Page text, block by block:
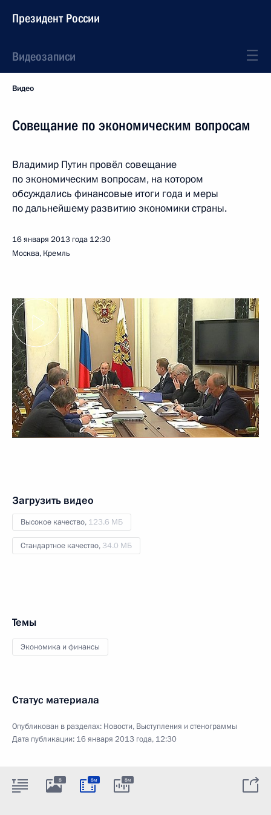
Президент России
Видеозаписи
Видео
Совещание по экономическим вопросам
Владимир Путин провёл совещание
по экономическим вопросам, на котором
обсуждались финансовые итоги года и меры
по дальнейшему развитию экономики страны.
16 января 2013 года 12:30
Москва, Кремль
Загрузить видео
Высокое качество, 123.6 МБ
Стандартное качество, 34.0 МБ
Темы
Экономика и финансы
Статус материала
Опубликован в разделах: Новости, Выступления и стенограммы
Дата публикации: 16 января 2013 года, 12:30
8 8м 8м